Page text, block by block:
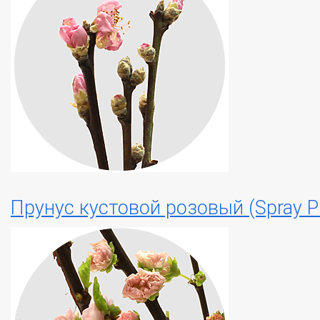
Прунус кустовой розовый (Spray